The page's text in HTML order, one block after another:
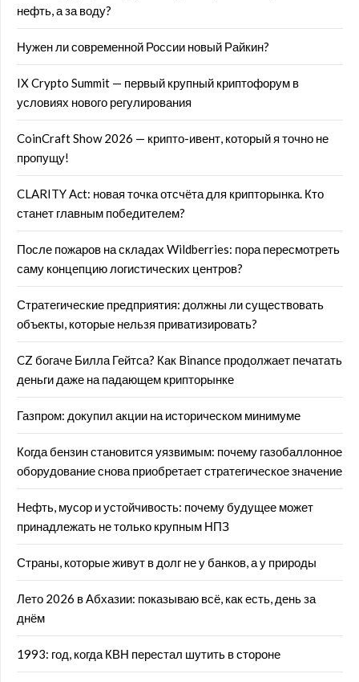
нефть, а за воду?
Нужен ли современной России новый Райкин?
IX Crypto Summit — первый крупный криптофорум в
условиях нового регулирования
CoinCraft Show 2026 — крипто-ивент, который я точно не
пропущу!
CLARITY Act: новая точка отсчёта для крипторынка. Кто
станет главным победителем?
После пожаров на складах Wildberries: пора пересмотреть
саму концепцию логистических центров?
Стратегические предприятия: должны ли существовать
объекты, которые нельзя приватизировать?
CZ богаче Билла Гейтса? Как Binance продолжает печатать
деньги даже на падающем крипторынке
Газпром: докупил акции на историческом минимуме
Когда бензин становится уязвимым: почему газобаллонное
оборудование снова приобретает стратегическое значение
Нефть, мусор и устойчивость: почему будущее может
принадлежать не только крупным НПЗ
Страны, которые живут в долг не у банков, а у природы
Лето 2026 в Абхазии: показываю всё, как есть, день за
днём
1993: год, когда КВН перестал шутить в стороне